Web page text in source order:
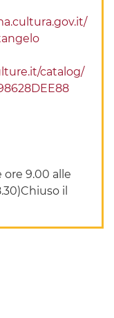
catalog/
ore 9.00 alle
il